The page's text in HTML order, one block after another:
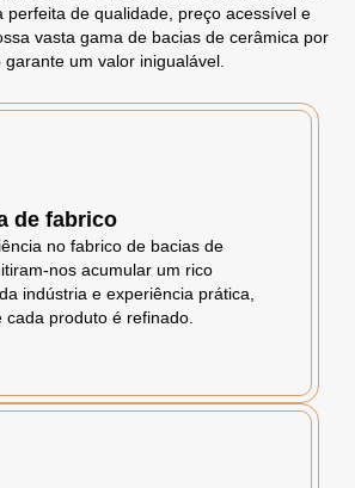
perfeita de qualidade, preço acessível e
vasta gama de bacias de cerâmica por
garante um valor inigualável.
de fabrico
no fabrico de bacias de
nos acumular um rico
indústria e experiência prática,
produto é refinado.